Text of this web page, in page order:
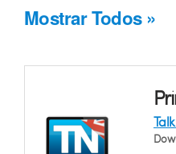
Mostrar Todos »